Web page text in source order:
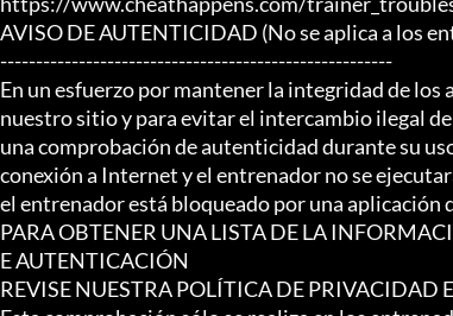
AVISO DE AUTENTICIDAD (No se aplica a los
-------------------------------------------------------
En un esfuerzo por mantener la integridad de los
nuestro sitio y para evitar el intercambio ilegal
una comprobación de autenticidad durante su
conexión a Internet y el entrenador no se
el entrenador está bloqueado por una aplicación
PARA OBTENER UNA LISTA DE LA
E AUTENTICACIÓN
REVISE NUESTRA POLÍTICA DE